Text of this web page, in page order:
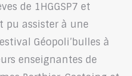
de 1HGGSP7 et
pu assister à une
Géopoli’bulles à
enseignantes de